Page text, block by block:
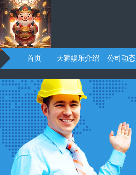
首页 天狮娱乐介绍 公司动态